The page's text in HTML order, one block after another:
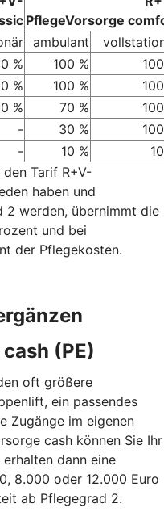
PflegeVorsorge
ambulant
% 100 %
% 100 %
% 70 %
- 30 %
- 10 %
Tarif R+V-
haben und
werden, übernimmt die
und bei
der Pflegekosten.
(PE)
oft größere
ein passendes
Zugänge im eigenen
cash können Sie Ihr
dann eine
8.000 oder 12.000 Euro
ab Pflegegrad 2.